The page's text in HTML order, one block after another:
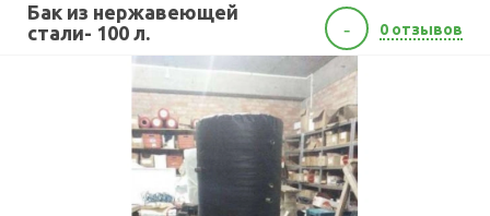
Бак из нержавеющей
стали- 100 л.
- 0 отзывов